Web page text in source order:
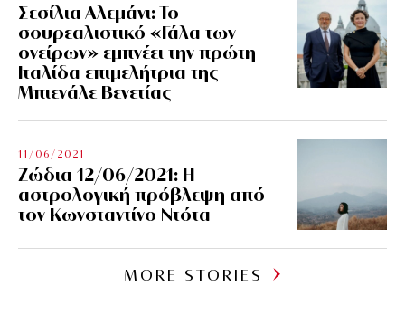
Σεσίλια Αλεμάνι: Το
σουρεαλιστικό «Γάλα των
ονείρων» εμπνέει την πρώτη
Ιταλίδα επιμελήτρια της
Μπιενάλε Βενετίας
11/06/2021
Ζώδια 12/06/2021: Η
αστρολογική πρόβλεψη από
τον Κωνσταντίνο Ντότα
MORE STORIES